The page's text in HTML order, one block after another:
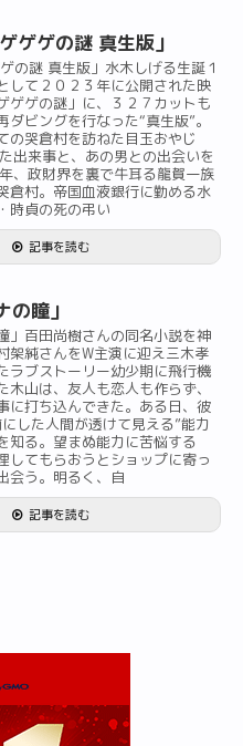
ゲゲの謎 真生版」
の謎 真生版」水木しげる生誕１
して２０２３年に公開された映
ゲの謎」に、３２７カットも
ダビングを行なった“真生版”。
の哭倉村を訪ねた目玉おやじ
出来事と、あの男との出会いを
、政財界を裏で牛耳る龍賀一族
倉村。帝国血液銀行に勤める水
時貞の死の弔い
記事を読む
の瞳」
」百田尚樹さんの同名小説を神
架純さんをW主演に迎え三木孝
ラブストーリー幼少期に飛行機
木山は、友人も恋人も作らず、
に打ち込んできた。ある日、彼
した人間が透けて見える”能力
知る。望まぬ能力に苦悩する
してもらおうとショップに寄っ
会う。明るく、自
記事を読む